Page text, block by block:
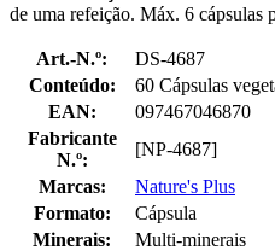
de uma refeição. Máx. 6 cápsulas
Art.-N.º:
DS-4687
Conteúdo:
60 Cápsulas
EAN:
097467046870
Fabricante
N.º:
[NP-4687]
Marcas:
Nature's Plus
Formato:
Cápsula
Minerais:
Multi-minerais